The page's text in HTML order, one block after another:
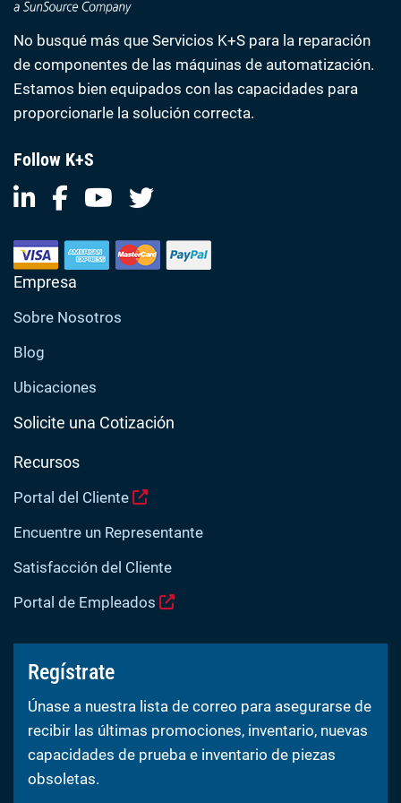
No busqué más que Servicios K+S para la reparación
de componentes de las máquinas de automatización.
Estamos bien equipados con las capacidades para
proporcionarle la solución correcta.
Follow K+S
Empresa
Sobre Nosotros
Blog
Ubicaciones
Solicite una Cotización
Recursos
Portal del Cliente
Encuentre un Representante
Satisfacción del Cliente
Portal de Empleados
Regístrate
Únase a nuestra lista de correo para asegurarse de
recibir las últimas promociones, inventario, nuevas
capacidades de prueba e inventario de piezas
obsoletas.